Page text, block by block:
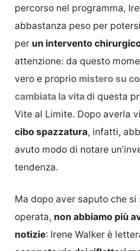
percorso nel programma,
abbastanza peso per
per un intervento
attenzione: da questo
vero e proprio mistero su
cambiata la vita di questa
Vite al Limite. Dopo averla
cibo spazzatura, infatti,
avuto modo di notare
tendenza.
Ma dopo aver saputo che si
operata, non abbiamo più
notizie: Irene Walker è